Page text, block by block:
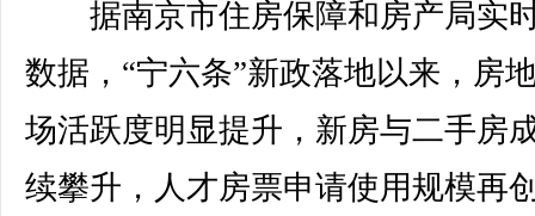
据南京市住房保障和房产局实
数据，“宁六条”新政落地以来，房
场活跃度明显提升，新房与二手房
续攀升，人才房票申请使用规模再